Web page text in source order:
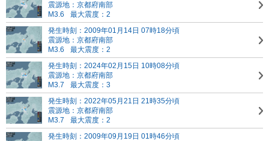
震源地：京都府南部
M3.6
最大震度：2
発生時刻：2009年01月14日 07時18分頃
震源地：京都府南部
M3.6
最大震度：2
発生時刻：2024年02月15日 10時08分頃
震源地：京都府南部
M3.7
最大震度：3
発生時刻：2022年05月21日 21時35分頃
震源地：京都府南部
M3.7
最大震度：2
発生時刻：2009年09月19日 01時46分頃